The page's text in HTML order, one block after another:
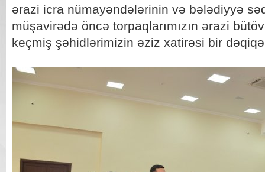
ərazi icra nümayəndələrinin və bələdiyyə
müşavirədə öncə torpaqlarımızın ərazi
keçmiş şəhidlərimizin əziz xatirəsi bir